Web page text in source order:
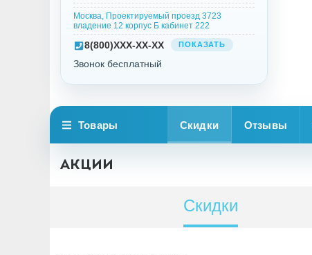
Москва, Проектируемый проезд 3723
владение 12 корпус Б кабинет 222
8(800)XXX-XX-XX ПОКАЗАТЬ
Звонок бесплатный
Товары Скидки Отзывы
Акции
Скидки